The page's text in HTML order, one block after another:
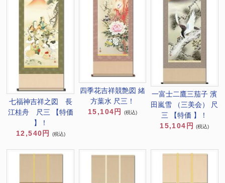
七福神吉祥之図 長
江桂舟 尺三 【特価
】！
12,540円
(税込)
四季花吉祥競艶図 緒
方葉水 尺三！
15,104円
(税込)
一富士二鷹三茄子 濱
田嵐雪 （三美会） 尺
三 【特価 】！
15,104円
(税込)